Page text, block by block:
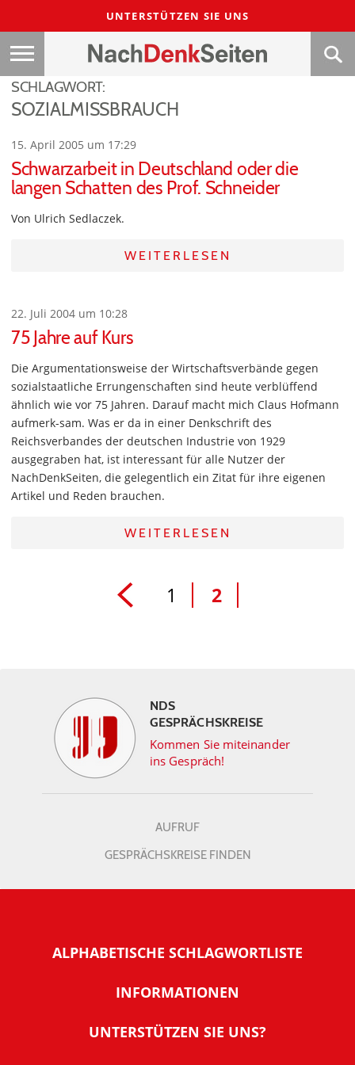
UNTERSTÜTZEN SIE UNS
SCHLAGWORT:
SOZIALMISSBRAUCH
15. April 2005 um 17:29
Schwarzarbeit in Deutschland oder die
langen Schatten des Prof. Schneider
Von Ulrich Sedlaczek.
WEITERLESEN
22. Juli 2004 um 10:28
75 Jahre auf Kurs
Die Argumentationsweise der Wirtschaftsverbände gegen
sozialstaatliche Errungenschaften sind heute verblüffend
ähnlich wie vor 75 Jahren. Darauf macht mich Claus Hofmann
aufmerk-sam. Was er da in einer Denkschrift des
Reichsverbandes der deutschen Industrie von 1929
ausgegraben hat, ist interessant für alle Nutzer der
NachDenkSeiten, die gelegentlich ein Zitat für ihre eigenen
Artikel und Reden brauchen.
WEITERLESEN
1 2
NDS
GESPRÄCHSKREISE
Kommen Sie miteinander
ins Gespräch!
AUFRUF
GESPRÄCHSKREISE FINDEN
ALPHABETISCHE SCHLAGWORTLISTE
INFORMATIONEN
Warum NachDenkSeiten
UNTERSTÜTZEN SIE UNS?